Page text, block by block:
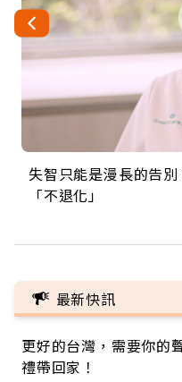
失智只能是漫長的告
「不退化」
來自剛果的巧克力神
的家，我連作夢都講台
63歲卸矽谷副總、搬
丑」走進安養院，逗
104歲打破金氏世界紀
手，分享長壽的秘密原
事業巔峰他選擇追夢…
巨蛋！連CNN都大讚！
最新快訊
更好的台灣，需要你的
禮帶回家！